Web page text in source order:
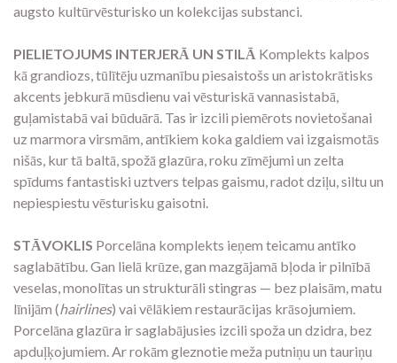
augsto kultūrvēsturisko un kolekcijas substanci.
PIELIETOJUMS INTERJERĀ UN STILĀ Komplekts kalpos
kā grandiozs,tūlītēju uzmanību piesaistošs un aristokrātisks
akcents jebkurā mūsdienu vai vēsturiskā vannasistabā,
guļamistabā vai būduārā. Tas ir izcili piemērots novietošanai
uz marmora virsmām,antīkiem koka galdiem vai izgaismotās
nišās, kur tā baltā,spožā glazūra,roku zīmējumi un zelta
spīdums fantastiski uztvers telpas gaismu,radot dziļu,siltu un
nepiespiestu vēsturisku gaisotni.
STĀVOKLIS Porcelāna komplekts ieņem teicamu antīko
saglabātību.Gan lielā krūze,gan mazgājamā bļoda ir pilnībā
veselas,monolītas un strukturāli stingras — bez plaisām,matu
līnijām (hairlines) vai vēlākiem restaurācijas krāsojumiem.
Porcelāna glazūra ir saglabājusies izcili spoža un dzidra, bez
apduļķojumiem.Ar rokām gleznotie meža putniņu un tauriņu